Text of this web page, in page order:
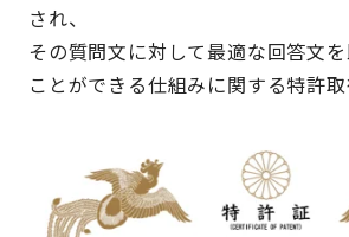
され、
その質問文に対して最適な回答文
ことができる仕組みに関する特許取